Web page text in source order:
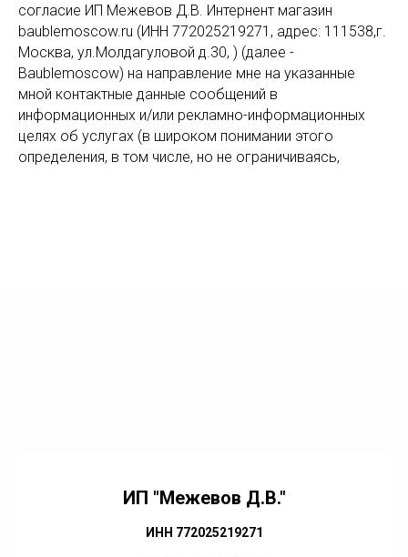
согласие ИП Межевов Д.В. Интернент магазин
baublemoscow.ru (ИНН 772025219271, адрес: 111538,г.
Москва, ул.Молдагуловой д.30, ) (далее -
Baublemoscow) на направление мне на указанные
мной контактные данные сообщений в
информационных и/или рекламно-информационных
целях об услугах (в широком понимании этого
определения, в том числе, но не ограничиваясь,
ИП "Межевов Д.В."
ИНН 772025219271